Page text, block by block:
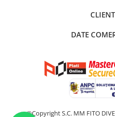
DATE
©Copyright S.C. MM FITO